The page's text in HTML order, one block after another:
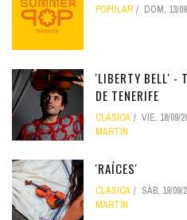
POPULAR DOM, 13/
'LIBERTY BELL' -
DE TENERIFE
CLÁSICA VIE, 18/09/
MARTÍN
'RAÍCES'
CLÁSICA SÁB, 19/09/
MARTÍN